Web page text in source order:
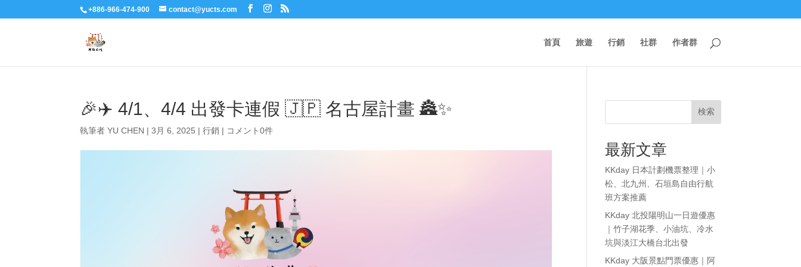
+886-966-474-900 contact@yucts.com
首頁 旅遊 行銷 社群 作者群
🎉✈️ 4/1、4/4 出發卡連假 🇯🇵 名古屋計畫 🏯✨
執筆者YU CHEN |3月 6, 2025 |行銷 | コメント0件
検索
最新文章
KKday 日本計劃機票整理｜小
松、北九州、石垣島自由行航
班方案推薦
KKday 北投陽明山一日遊優惠
｜竹子湖花季、小油坑、冷水
坑與淡江大橋台北出發
KKday 大阪景點門票優惠｜阿